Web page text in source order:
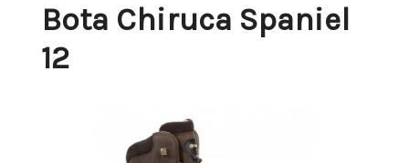
Bota Chiruca Spaniel
12